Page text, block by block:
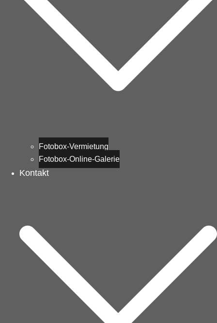
Fotobox-Vermietung
Fotobox-Online-Galerie
Kontakt